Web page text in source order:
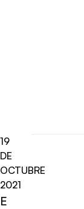
19
DE
OCTUBRE
2021
E